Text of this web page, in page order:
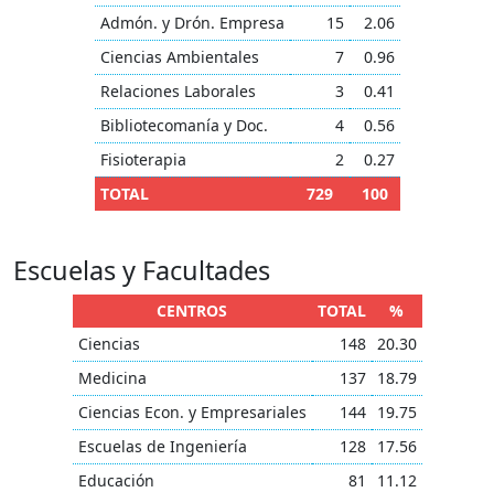
Admón. y Drón. Empresa
15
2.06
Ciencias Ambientales
7
0.96
Relaciones Laborales
3
0.41
Bibliotecomanía y Doc.
4
0.56
Fisioterapia
2
0.27
TOTAL
729 100
Escuelas y Facultades
CENTROS TOTAL
%
Ciencias
148 20.30
Medicina
137
18.79
Ciencias Econ. y Empresariales
144
19.75
Escuelas de Ingeniería
128
17.56
Educación
81
11.12